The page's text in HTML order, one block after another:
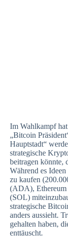
Im Wahlkampf
„Bitcoin
Hauptstadt“
strategische
beitragen könnte,
Während es
zu kaufen
(ADA),
(SOL)
strategische
anders aussieht.
gehalten haben,
enttäuscht.